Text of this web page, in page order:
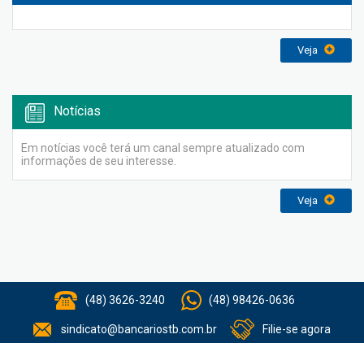
Veja
Notícias
Em notícias você terá um canal sempre atualizado com
informações de seu interesse.
Veja
(48) 3626-3240 (48) 98426-0636
sindicato@bancariostb.com.br Filie-se agora